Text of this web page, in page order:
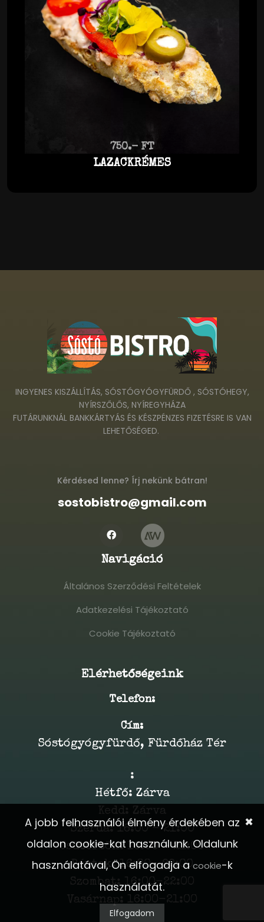
750.- FT
LAZACKRÉMES
INGYENES KISZÁLLÍTÁS, SÓSTÓGYÓGYFÜRDŐ , SÓSTÓHEGY,
NYÍRSZŐLŐS, NYÍREGYHÁZA
FUTÁRUNKNÁL BANKKÁRTYÁS ÉS KÉSZPÉNZES FIZETÉSRE IS VAN
LEHETŐSÉGED.
Kérdésed lenne? Írj nekünk bátran!
sostobistro@gmail.com
Navigáció
Általános Szerződési Feltételek
Adatkezelési Tájékoztató
Cookie Tájékoztató
Elérhetőségeink
Telefon:
Cím:
Sóstógyógyfürdő, Fürdőház Tér
:
Hétfő: Zárva
Szerda: 16:00 - 21:00
Csütörtök: 16:00 - 21:00
Péntek: 16:00- 22:00
Szombat: 16:00-22:00
A jobb felhasználói élmény érdekében az
oldalon cookie-kat használunk. Oldalunk
használatával, Ön elfogadja a cookie-k
használatát.
Elfogadom
✖